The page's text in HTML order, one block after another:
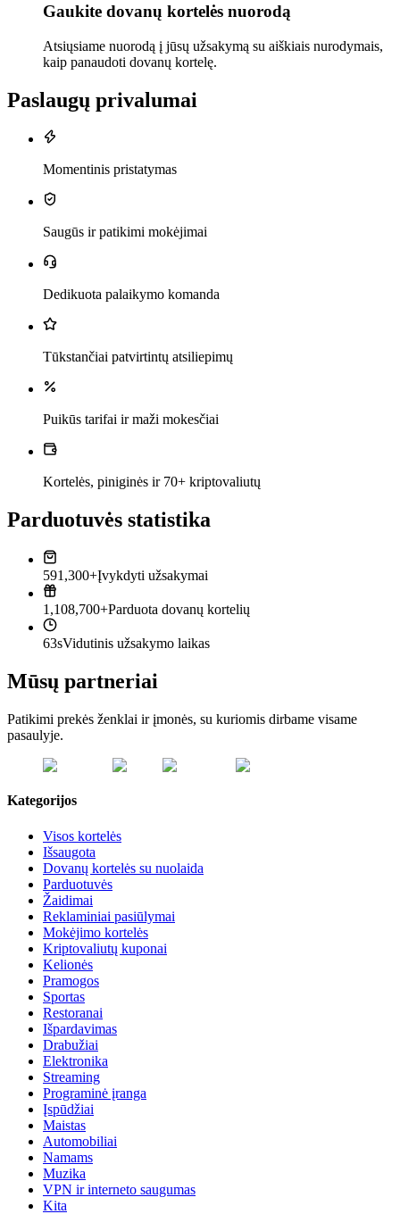
Gaukite dovanų kortelės nuorodą
Atsiųsiame nuorodą į jūsų užsakymą su aiškiais nurodymais,
kaip panaudoti dovanų kortelę.
Paslaugų privalumai
Momentinis pristatymas
Saugūs ir patikimi mokėjimai
Dedikuota palaikymo komanda
Tūkstančiai patvirtintų atsiliepimų
Puikūs tarifai ir maži mokesčiai
Kortelės, piniginės ir 70+ kriptovaliutų
Parduotuvės statistika
591,300+Įvykdyti užsakymai
1,108,700+Parduota dovanų kortelių
63sVidutinis užsakymo laikas
Mūsų partneriai
Patikimi prekės ženklai ir įmonės, su kuriomis dirbame visame
pasaulyje.
Kategorijos
Visos kortelės
Išsaugota
Dovanų kortelės su nuolaida
Parduotuvės
Žaidimai
Reklaminiai pasiūlymai
Mokėjimo kortelės
Kriptovaliutų kuponai
Kelionės
Pramogos
Sportas
Restoranai
Išpardavimas
Drabužiai
Elektronika
Streaming
Programinė įranga
Įspūdžiai
Maistas
Automobiliai
Namams
Muzika
VPN ir interneto saugumas
Kita